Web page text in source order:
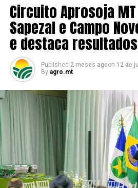
Circuito Aprosoja
Sapezal e Campo
e destaca
Published 2 meses agoon 12 de
By agro.mt